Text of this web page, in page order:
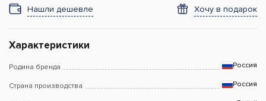
Нашли дешевле Хочу в подарок
Характеристики
Родина бренда Россия
Страна производства Россия